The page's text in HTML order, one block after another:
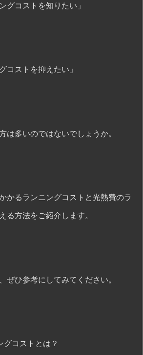
グコストを知りたい」
コストを抑えたい」
は多いのではないでしょうか。
かるランニングコストと光熱費のラ
る方法をご紹介します。
ぜひ参考にしてみてください。
コストとは？